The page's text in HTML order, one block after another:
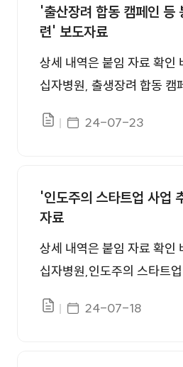
자병원, 상주보육원 대상 직
대구·경북 < 지역 < 기사본
nkooki.com)
'출산장려 합동 캠페인 등
련' 보도자료
상세 내역은 붙임 자료 확인
십자병원, 출생장려 합동 캠
com) 상주적십자병원, 인도
장려 캠페인 - 대구신문
저출생 대응 출산장려 캠페
신문 (ksmnews.co.kr) 상주
산장려 캠페인 실시-NSP통
페인 실시 < 상주 < 지역뉴
파일있음게시일자
24-07-23
'인도주의 스타트업 사업
자료
상세 내역은 붙임 자료 확인
십자병원,인도주의 스타트
r) 상주적십자병원, 인도주의
파일있음게시일자
24-07-18